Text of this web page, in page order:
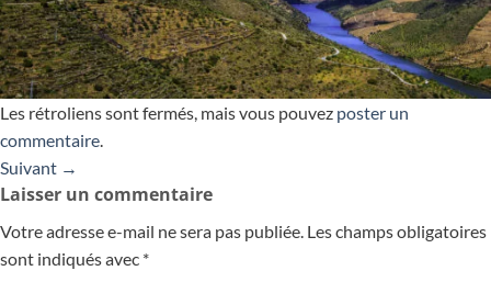
Les rétroliens sont fermés, mais vous pouvez poster un
commentaire.
Suivant →
Laisser un commentaire
Votre adresse e-mail ne sera pas publiée. Les champs obligatoires
sont indiqués avec *